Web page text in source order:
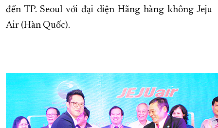
KHOẢNH KHẮC ĐẸP XỨ TRẦM
XÂY DỰNG KHÁNH HÒA TRỞ THÀNH THÀNH PHỐ TRỰC THUỘC
đến TP. Seoul với đại diện Hãng hàng không Jeju
Air (Hàn Quốc).